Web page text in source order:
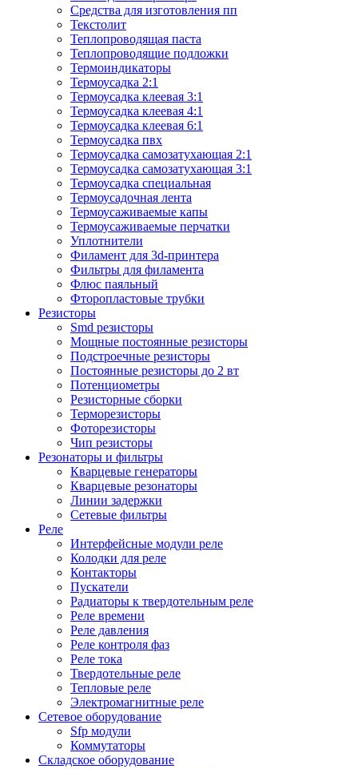
Средства для изготовления пп
Текстолит
Теплопроводящая паста
Теплопроводящие подложки
Термоиндикаторы
Термоусадка 2:1
Термоусадка клеевая 3:1
Термоусадка клеевая 4:1
Термоусадка клеевая 6:1
Термоусадка пвх
Термоусадка самозатухающая 2:1
Термоусадка самозатухающая 3:1
Термоусадка специальная
Термоусадочная лента
Термоусаживаемые капы
Термоусаживаемые перчатки
Уплотнители
Филамент для 3d-принтера
Фильтры для филамента
Флюс паяльный
Фторопластовые трубки
Резисторы
Smd резисторы
Мощные постоянные резисторы
Подстроечные резисторы
Постоянные резисторы до 2 вт
Потенциометры
Резисторные сборки
Терморезисторы
Фоторезисторы
Чип резисторы
Резонаторы и фильтры
Кварцевые генераторы
Кварцевые резонаторы
Линии задержки
Сетевые фильтры
Реле
Интерфейсные модули реле
Колодки для реле
Контакторы
Пускатели
Радиаторы к твердотельным реле
Реле времени
Реле давления
Реле контроля фаз
Реле тока
Твердотельные реле
Тепловые реле
Электромагнитные реле
Сетевое оборудование
Sfp модули
Коммутаторы
Складское оборудование